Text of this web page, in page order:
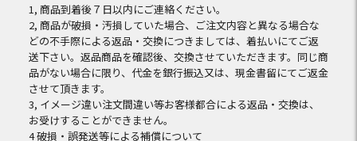
1, 商品到着後７日以内にご連絡ください。
2, 商品が破損・汚損していた場合、ご注文内容と異なる場合な
どの不手際による返品・交換につきましては、着払いにてご返
送下さい。返品商品を確認後、交換させていただきます。同じ商
品がない場合に限り、代金を銀行振込又は、現金書留にてご返金
させて頂きます。
3, イメージ違い注文間違い等お客様都合による返品・交換は、
お受けすることができません。
4 破損・誤発送等による補償について